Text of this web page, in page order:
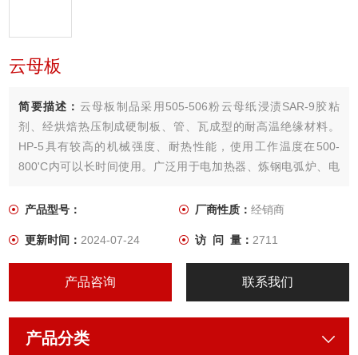
云母板
简要描述： 云母板制品采用505-506粉云母纸浸渍SAR-9胶粘
剂、经烘焙热压制成硬制板、管、瓦成型的耐高温绝缘材料。
HP-5具有较高的机械强度、耐热性能，使用工作温度在500-
800'C内可以长时间使用。广泛用于电加热器、炼钢电弧炉、电
产品型号：
厂商性质： 经销商
更新时间：2024-07-24 访 问 量： 2711
产品咨询 联系我们
产品分类